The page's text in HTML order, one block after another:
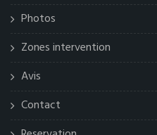
Photos
Zones intervention
Avis
Contact